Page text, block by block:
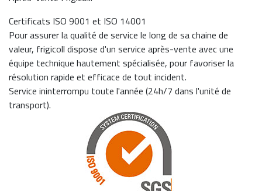
Certificats ISO 9001 et ISO 14001
Pour assurer la qualité de service le long de sa chaine de
valeur, frigicoll dispose d'un service après-vente avec une
équipe technique hautement spécialisée, pour favoriser la
résolution rapide et efficace de tout incident.
Service ininterrompu toute l'année (24h/7 dans l'unité de
transport).